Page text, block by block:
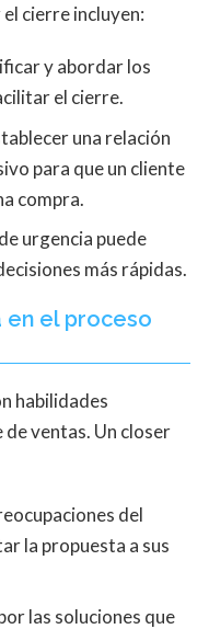
cierre incluyen:
y abordar los
el cierre.
una relación
para que un cliente
compra.
urgencia puede
más rápidas.
en el proceso
habilidades
de ventas. Un closer
del
la propuesta a sus
las soluciones que